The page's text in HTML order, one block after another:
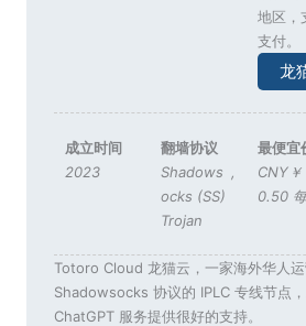
地区，
支付。
龙
成立时间
2023
翻墙协议
Shadows
ocks (SS)
,
Trojan
最便宜
CNY￥
0.50
Totoro Cloud 龙猫云，一家海外华人
Shadowsocks 协议的 IPLC 专线节点
ChatGPT 服务提供很好的支持。